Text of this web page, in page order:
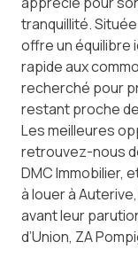
tranquillité.
offre un équilibre
rapide aux
recherché pour
restant proche
Les meilleures
retrouvez-nous
DMC Immobilier,
à louer à
avant leur
d’Union, ZA